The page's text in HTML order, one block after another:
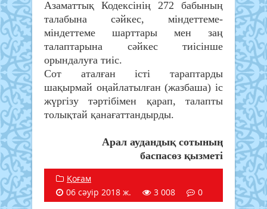
Азаматтық Кодексінің 272 бабының
талабына сәйкес, міндеттеме-
міндеттеме шарттары мен заң
талаптарына сәйкес тиісінше
орындалуға тиіс.
Сот аталған істі тараптарды
шақырмай оңайлатылған (жазбаша) іс
жүргізу тәртібімен қарап, талапты
толықтай қанағаттандырды.
Арал аудандық сотының
баспасөз қызметі
Қоғам
06 сәуір 2018 ж.
3 008 0